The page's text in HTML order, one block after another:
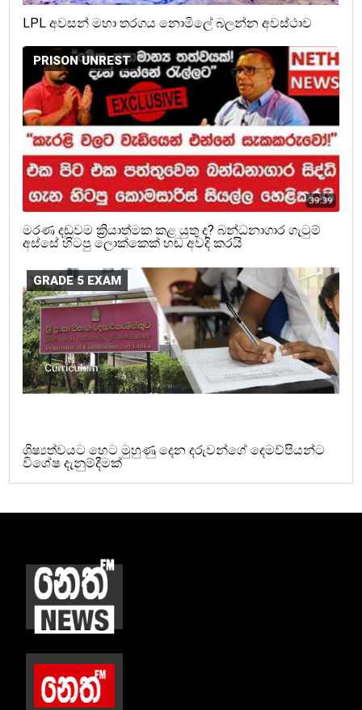
LPL අවසන් මහා තරගය නොමිලේ බලන්න අවස්ථාව
PRISON UNREST
මරණ දඩුවම ක්‍රියාත්මක කළ යුතු ද? බන්ධනාගාර ගැටුම්
අස්සේ හිටපු ලොක්කෙක් හඬ අවදි කරයි
GRADE 5 EXAM
ශිෂ්‍යත්වයට හෙට මුහුණු දෙන දරුවන්ගේ දෙමව්පියන්ට
විශේෂ දැනුම්දීමක්